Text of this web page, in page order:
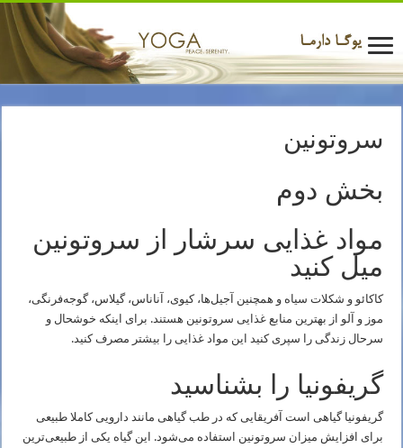
سروتونین
بخش دوم
مواد غذایی سرشار از سروتونین
میل کنید
کاکائو و شکلات سیاه و همچنین آجیل‌ها، کیوی، آناناس، گیلاس، گوجه‌فرنگی،
موز و آلو از بهترین منابع غذایی سروتونین هستند. برای اینکه خوشحال و
سرحال زندگی را سپری کنید این مواد غذایی را بیشتر مصرف کنید.
گریفونیا را بشناسید
گریفونیا گیاهی است آفریقایی که در طب گیاهی مانند دارویی کاملا طبیعی
برای افزایش میزان سروتونین استفاده می‌شود. این گیاه یکی از طبیعی‌ترین